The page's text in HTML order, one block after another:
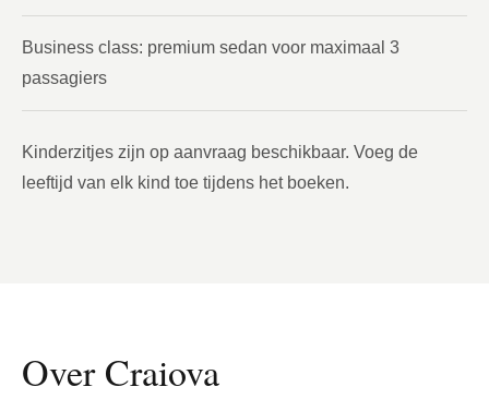
Business class: premium sedan voor maximaal 3
passagiers
Kinderzitjes zijn op aanvraag beschikbaar. Voeg de
leeftijd van elk kind toe tijdens het boeken.
Over Craiova